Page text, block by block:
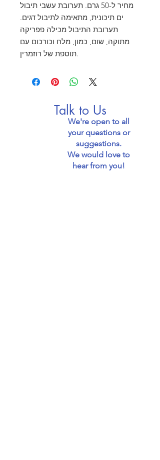
מחיר ל-50 גרם. תערובת עשבי תיבול
ים תיכונית, מתאימה לתיבול דגים.
תערובת התיבול מכילה פפריקה
מתוקה, שום, כמון, מלח וכורכום עם
תוספת של רוזמרין.
We're open to all
your questions or
suggestions.
We would love to
hear from you!
Talk to Us